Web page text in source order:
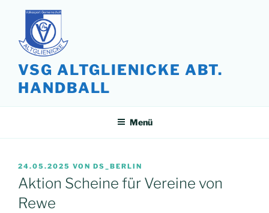
springen
VSG ALTGLIENICKE ABT.
HANDBALL
Menü
VERÖFFENTLICHT
AM
24.05.2025 VON DS_BERLIN
Aktion Scheine für Vereine von
Rewe